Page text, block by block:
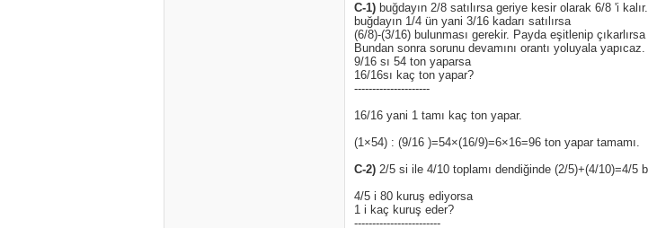
C-1) buğdayın 2/8 satılırsa geriye kesir olarak 6/8 'i
buğdayın 1/4 ün yani 3/16 kadarı satılırsa
(6/8)-(3/16) bulunması gerekir. Payda eşitlenip
Bundan sonra sorunu devamını orantı yoluyala yapıcaz.
9/16 sı 54 ton yaparsa
16/16sı kaç ton yapar?
---------------------
16/16 yani 1 tamı kaç ton yapar.
(1×54) : (9/16 )=54×(16/9)=6×16=96 ton yapar tamamı.
C-2) 2/5 si ile 4/10 toplamı dendiğinde (2/5)+(4/10)=4/5
4/5 i 80 kuruş ediyorsa
1 i kaç kuruş eder?
------------------------